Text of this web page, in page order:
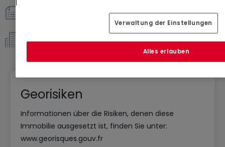
Georisiken
Informationen über die Risiken, denen diese
Immobilie ausgesetzt ist, finden Sie unter:
www.georisques.gouv.fr
Verwaltung der Einstellungen
Alles erlauben